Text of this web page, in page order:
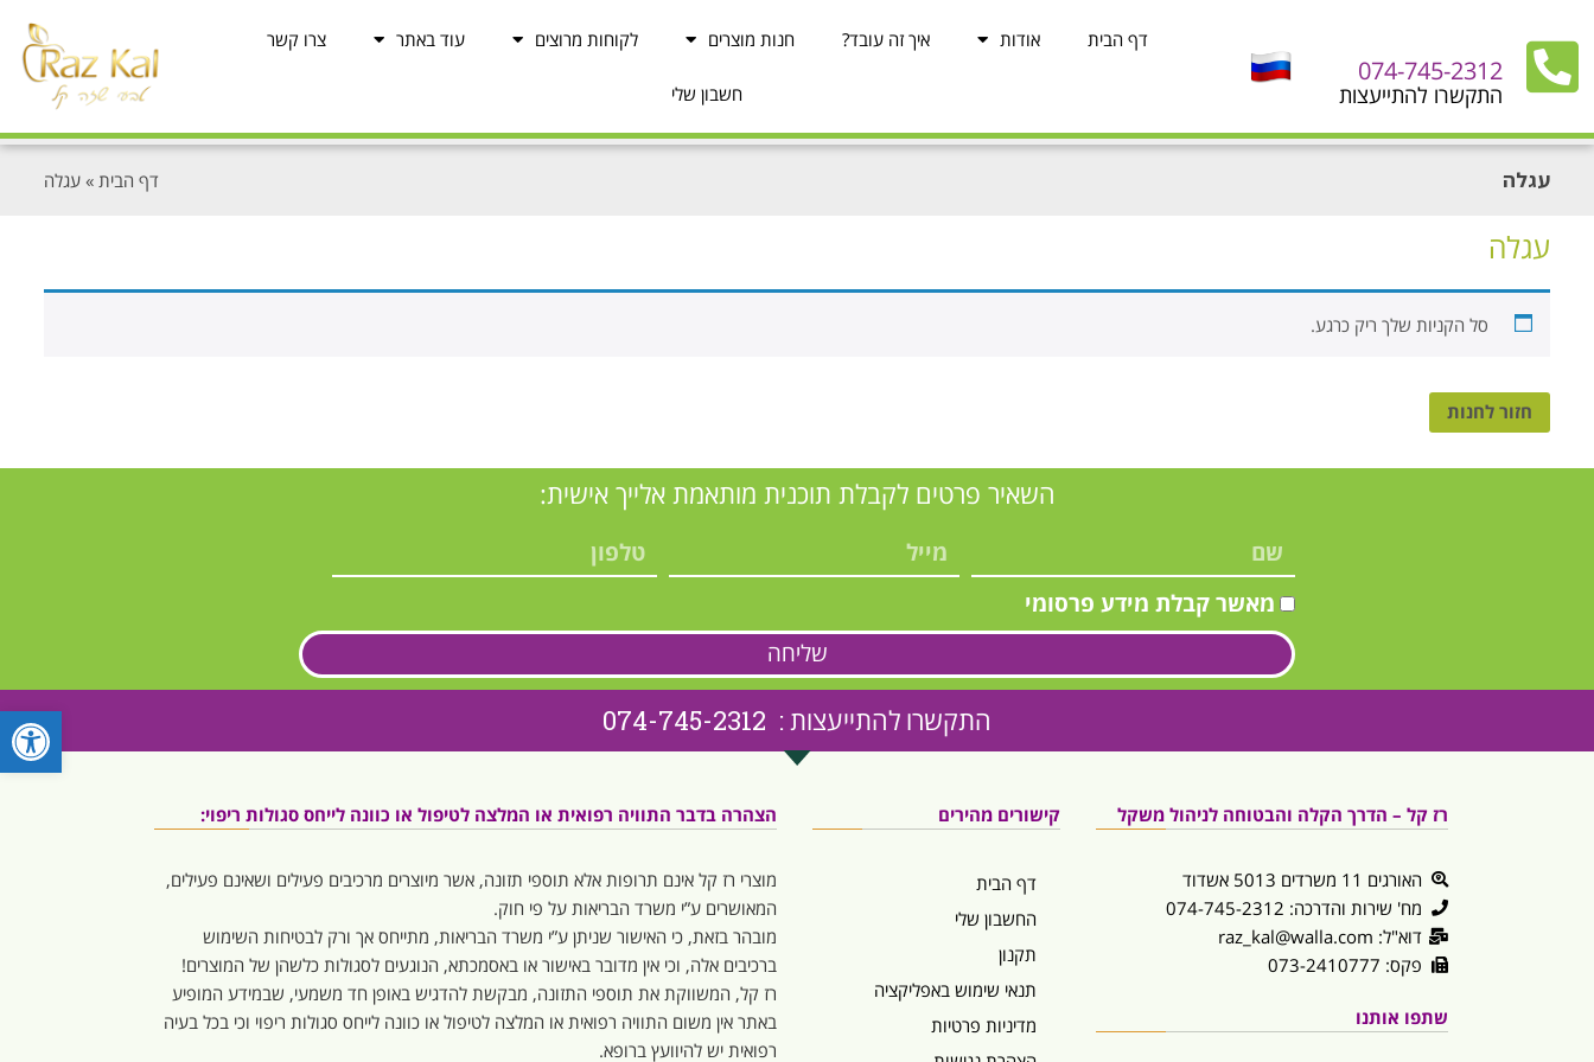
פתח
074-745-2312
התקשרו להתייעצות
דף הבית אודות איך זה עובד? חנות מוצרים לקוחות מרוצים עוד באתר צרו קשר
חשבון שלי
עגלה דף הבית » עגלה
עגלה
סל הקניות שלך ריק כרגע.
חזור לחנות
השאיר פרטים לקבלת תוכנית מותאמת אלייך אישית:
מאשר קבלת מידע פרסומי
שליחה
התקשרו להתייעצות : 074-745-2312
רז קל – הדרך הקלה והבטוחה לניהול משקל
האורגים 11 משרדים 5013 אשדוד
מח' שירות והדרכה: 074-745-2312
דוא"ל: raz_kal@walla.com
פקס: 073-2410777
שתפו אותנו
קישורים מהירים
דף הבית
החשבון שלי
תקנון
תנאי שימוש באפליקציה
מדיניות פרטיות
הצהרה בדבר התוויה רפואית או המלצה לטיפול או כוונה לייחס סגולות ריפוי:
מוצרי רז קל אינם תרופות אלא תוספי תזונה, אשר מיוצרים מרכיבים פעילים ושאינם פעילים,
המאושרים ע”י משרד הבריאות על פי חוק.
מובהר בזאת, כי האישור שניתן ע”י משרד הבריאות, מתייחס אך ורק לבטיחות השימוש
ברכיבים אלה, וכי אין מדובר באישור או באסמכתא, הנוגעים לסגולות כלשהן של המוצרים!
רז קל, המשווקת את תוספי התזונה, מבקשת להדגיש באופן חד משמעי, שבמידע המופיע
באתר אין משום התוויה רפואית או המלצה לטיפול או כוונה לייחס סגולות ריפוי וכי בכל בעיה
רפואית יש להיוועץ ברופא.